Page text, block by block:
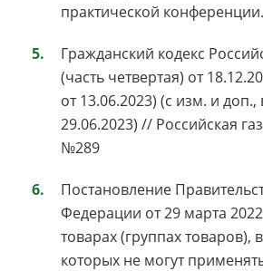
практической
Гражданский кодекс
(часть четвертая) от
от 13.06.2023) (с изм. и доп.,
29.06.2023) // Российская
№289
Постановление
Федерации от 29 марта
товарах (группах товаров),
которых не могут